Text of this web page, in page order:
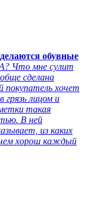
обувные
Что мне сулит
сделана
хочет
лицом и
такая
В ней
из каких
хорош каждый